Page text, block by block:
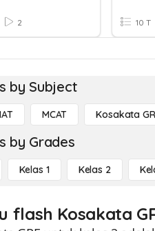
2 10 T
by Subject
MCAT Kosakata
by Grades
Kelas 1 Kelas 2
flash Kosakata